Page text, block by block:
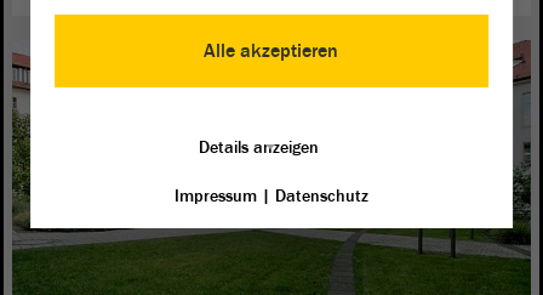
Alle akzeptieren
Details anzeigen
Impressum| Datenschutz